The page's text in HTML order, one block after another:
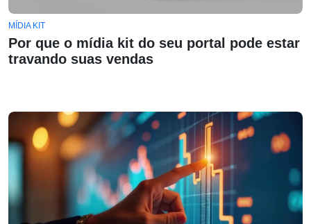
MÍDIA KIT
Por que o mídia kit do seu portal pode estar
travando suas vendas